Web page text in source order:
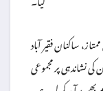
ساکنان فقیر آباد
نشاندہی پر مجموعی